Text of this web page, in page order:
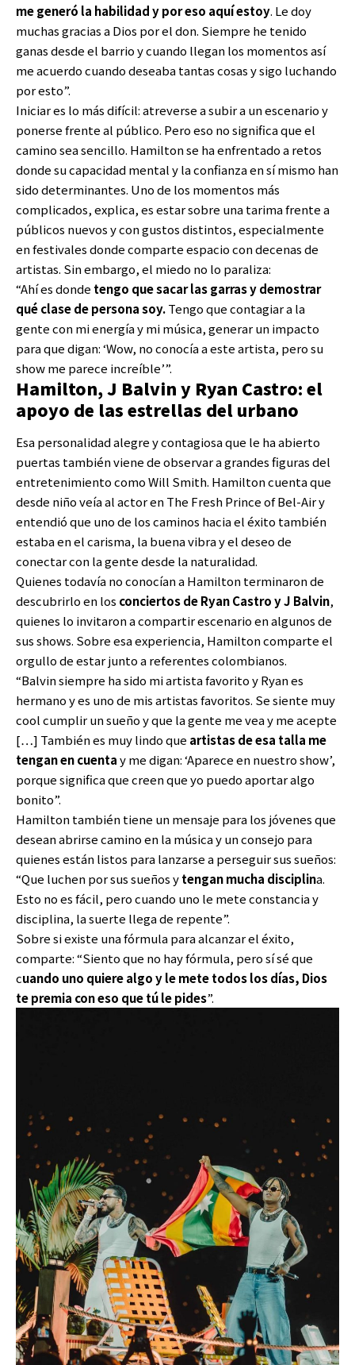
me generó la habilidad y por eso aquí estoy. Le doy
muchas gracias a Dios por el don. Siempre he tenido
ganas desde el barrio y cuando llegan los momentos así
me acuerdo cuando deseaba tantas cosas y sigo luchando
por esto”.
Iniciar es lo más difícil: atreverse a subir a un escenario y
ponerse frente al público. Pero eso no significa que el
camino sea sencillo. Hamilton se ha enfrentado a retos
donde su capacidad mental y la confianza en sí mismo han
sido determinantes. Uno de los momentos más
complicados, explica, es estar sobre una tarima frente a
públicos nuevos y con gustos distintos, especialmente
en festivales donde comparte espacio con decenas de
artistas. Sin embargo, el miedo no lo paraliza:
“Ahí es donde tengo que sacar las garras y demostrar
qué clase de persona soy.Tengo que contagiar a la
gente con mi energía y mi música, generar un impacto
para que digan: ‘Wow, no conocía a este artista, pero su
show me parece increíble’”.
Hamilton, J Balvin y Ryan Castro: el
apoyo de las estrellas del urbano
Esa personalidad alegre y contagiosa que le ha abierto
puertas también viene de observar a grandes figuras del
entretenimiento como Will Smith. Hamilton cuenta que
desde niño veía al actor en The Fresh Prince of Bel-Air y
entendió que uno de los caminos hacia el éxito también
estaba en el carisma, la buena vibra y el deseo de
conectar con la gente desde la naturalidad.
Quienes todavía no conocían a Hamilton terminaron de
descubrirlo en los conciertos deRyan Castro y J Balvin,
quienes lo invitaron a compartir escenario en algunos de
sus shows. Sobre esa experiencia, Hamilton comparte el
orgullo de estar junto a referentes colombianos.
“Balvin siempre ha sido mi artista favorito y Ryan es
hermano y es uno de mis artistas favoritos. Se siente muy
cool cumplir un sueño y que la gente me vea y me acepte
[…] También es muy lindo que artistas de esa talla me
tengan en cuentay me digan: ‘Aparece en nuestro show’,
porque significa que creen que yo puedo aportar algo
bonito”.
Hamilton también tiene un mensaje para los jóvenes que
desean abrirse camino en la música y un consejo para
quienes están listos para lanzarse a perseguir sus sueños:
“Que luchen por sus sueños ytengan mucha disciplina.
Esto no es fácil, pero cuando uno le mete constancia y
disciplina, la suerte llega de repente”.
Sobre si existe una fórmula para alcanzar el éxito,
comparte: “Siento que no hay fórmula, pero sí sé que
cuando uno quiere algo y le mete todos los días, Dios
te premia con eso que tú le pides”.